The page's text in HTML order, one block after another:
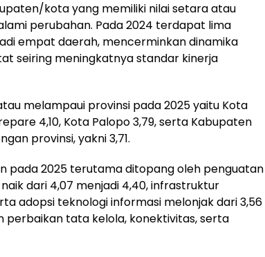
kota yang memiliki nilai setara atau
perubahan. Pada 2024 terdapat lima
empat daerah, mencerminkan dinamika
seiring meningkatnya standar kinerja
melampaui provinsi pada 2025 yaitu Kota
4,10, Kota Palopo 3,79, serta Kabupaten
provinsi, yakni 3,71.
pada 2025 terutama ditopang oleh penguatan
dari 4,07 menjadi 4,40, infrastruktur
adopsi teknologi informasi melonjak dari 3,56
perbaikan tata kelola, konektivitas, serta